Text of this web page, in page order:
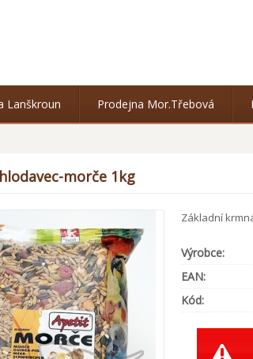
Lanškroun Prodejna Mor.Třebová
morče 1kg
Základní
Výrobce:
EAN:
Kód: